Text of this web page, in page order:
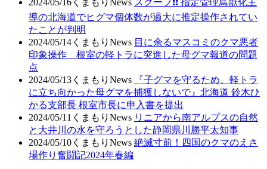
導の北海道でヒグマ個体数が過大に推定操作されてい
たことが判明
2024/05/14 くまもりNews 目に余るマスコミのクマ悪者
印象操作 根室の軽トラに突進した母グマ報道の問題
点
2024/05/13 くまもりNews
『子グマを守るため、軽トラ
に立ち向かった母グマを捕獲しないで』北海道 鈴木ひ
かる支部長 根室市長に申入書を提出
2024/05/11 くまもりNews リニアから南アルプスの自然
と大井川の水を守ろうとした静岡県川勝平太知事
2024/05/10 くまもりNews 絶滅寸前！四国のクマのえさ
場作り奮闘記2024年春編